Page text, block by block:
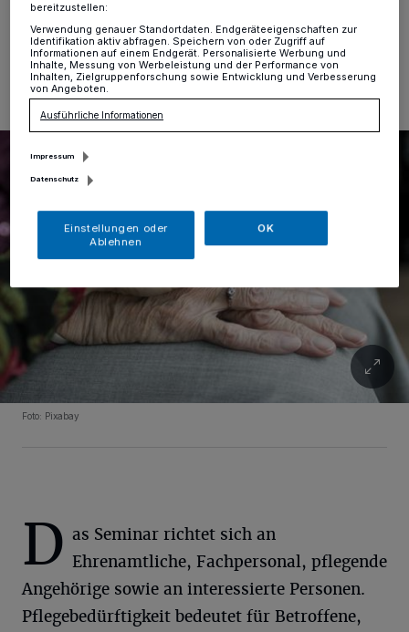
19.02.2024 , 11:15 Uhr Eine Minute Lesezeit
Foto: Pixabay
D as Seminar richtet sich an
Ehrenamtliche, Fachpersonal, pflegende
Angehörige sowie an interessierte Personen.
Pflegebedürftigkeit bedeutet für Betroffene,
bereitzustellen:
Verwendung genauer Standortdaten. Endgeräteeigenschaften zur
Identifikation aktiv abfragen. Speichern von oder Zugriff auf
Informationen auf einem Endgerät. Personalisierte Werbung und
Inhalte, Messung von Werbeleistung und der Performance von
Inhalten, Zielgruppenforschung sowie Entwicklung und Verbesserung
von Angeboten.
Ausführliche Informationen
Impressum
Datenschutz
Einstellungen oder
Ablehnen
OK